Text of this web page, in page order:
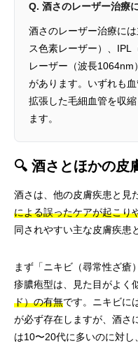
Q. 酒さのレーザー治療
酒さのレーザー治療に
ス色素レーザー）、IPL
レーザー（波長1064nm
があります。いずれも
拡張した毛細血管を収
ます。
🔍 酒さとほかの皮
酒さは、他の皮膚疾患と見
による誤ったケアが起こり
同されやすい主な皮膚疾患
まず「ニキビ（尋常性ざ瘡
疹膿疱型は、見た目がよく
ド）の有無です。ニキビに
が必ず存在しますが、酒さ
は10〜20代に多いのに対し